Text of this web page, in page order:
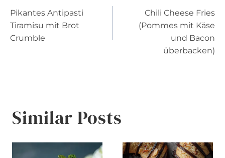
navigation
Pikantes Antipasti
Tiramisu mit Brot
Crumble
Chili Cheese Fries
(Pommes mit Käse
und Bacon
überbacken)
Similar Posts